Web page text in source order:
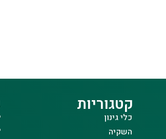
קטגוריות
כלי גינון
השקיה